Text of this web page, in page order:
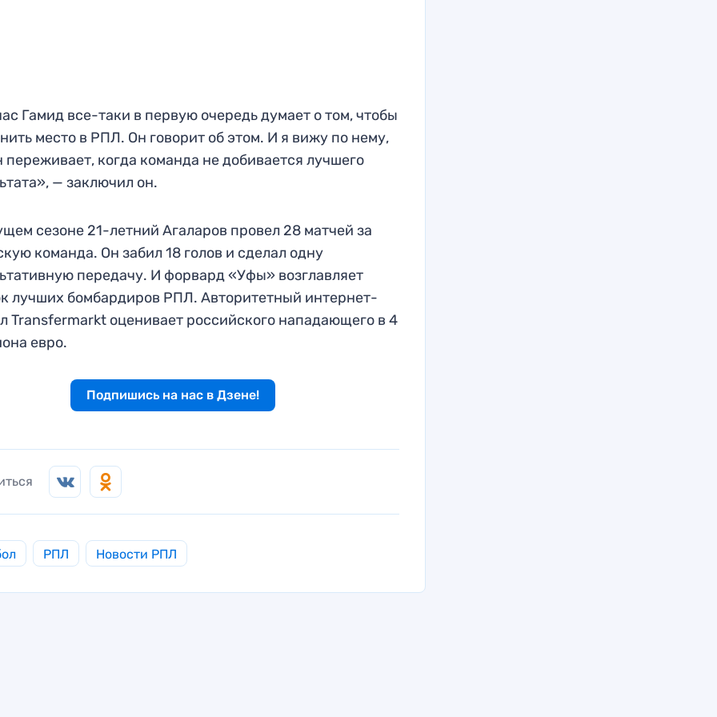
Гамид все-таки в первую очередь думает о том, чтобы
место в РПЛ. Он говорит об этом. И я вижу по нему,
переживает, когда команда не добивается лучшего
— заключил он.
сезоне 21-летний Агаларов провел 28 матчей за
команда. Он забил 18 голов и сделал одну
передачу. И форвард «Уфы» возглавляет
лучших бомбардиров РПЛ. Авторитетный интернет-
Transfermarkt оценивает российского нападающего в 4
евро.
Подпишись на нас в Дзене!
РПЛ Новости РПЛ